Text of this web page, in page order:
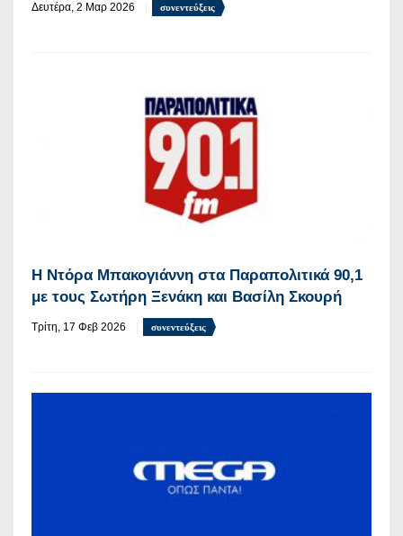
Δευτέρα, 2 Μαρ 2026 συνεντεύξεις
Η Ντόρα Μπακογιάννη στα Παραπολιτικά 90,1
με τους Σωτήρη Ξενάκη και Βασίλη Σκουρή
Τρίτη, 17 Φεβ 2026 συνεντεύξεις